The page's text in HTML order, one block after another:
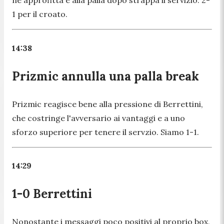
1 per il croato.
14:38
Prizmic annulla una palla break
Prizmic reagisce bene alla pressione di Berrettini,
che costringe l'avversario ai vantaggi e a uno
sforzo superiore per tenere il servzio. Siamo 1-1.
14:29
1-0 Berrettini
Nonostante i messaggi poco positivi al proprio box,